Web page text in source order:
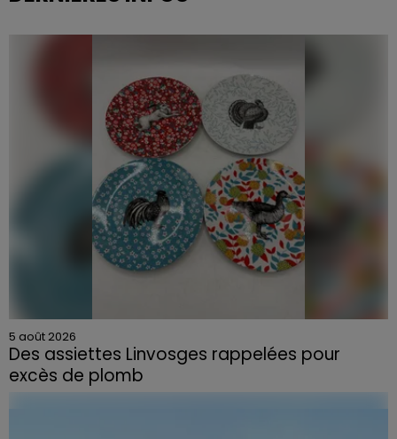
5 août 2026
Des assiettes Linvosges rappelées pour
excès de plomb
Du plomb a été détecté dans deux assiettes en